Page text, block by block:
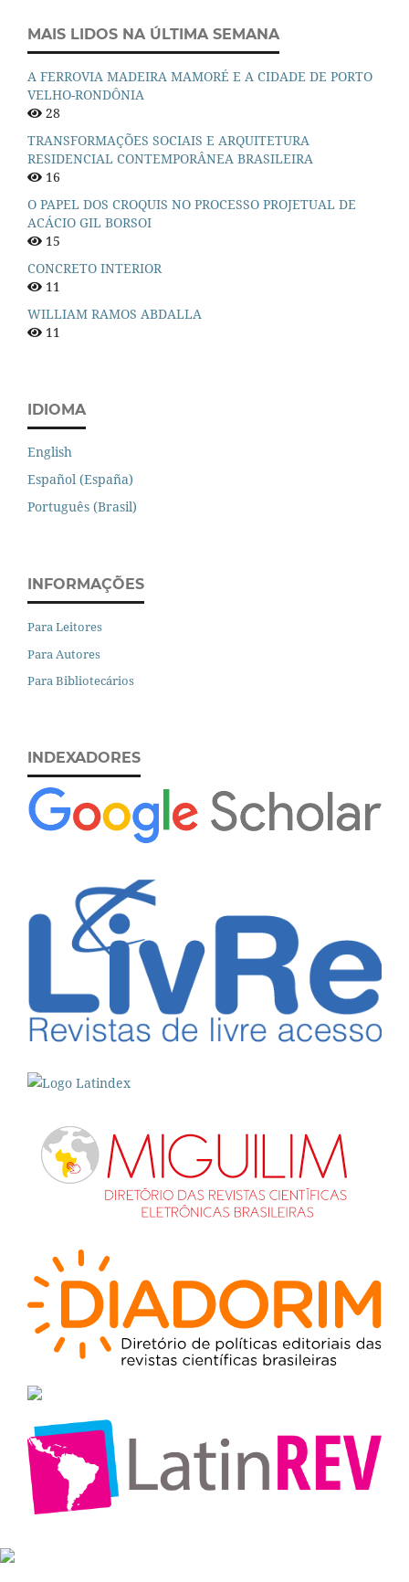
MAIS LIDOS NA ÚLTIMA SEMANA
A FERROVIA MADEIRA MAMORÉ E A CIDADE DE PORTO
VELHO-RONDÔNIA
28
TRANSFORMAÇÕES SOCIAIS E ARQUITETURA
RESIDENCIAL CONTEMPORÂNEA BRASILEIRA
16
O PAPEL DOS CROQUIS NO PROCESSO PROJETUAL DE
ACÁCIO GIL BORSOI
15
CONCRETO INTERIOR
11
WILLIAM RAMOS ABDALLA
11
IDIOMA
English
Español (España)
Português (Brasil)
INFORMAÇÕES
Para Leitores
Para Autores
Para Bibliotecários
INDEXADORES